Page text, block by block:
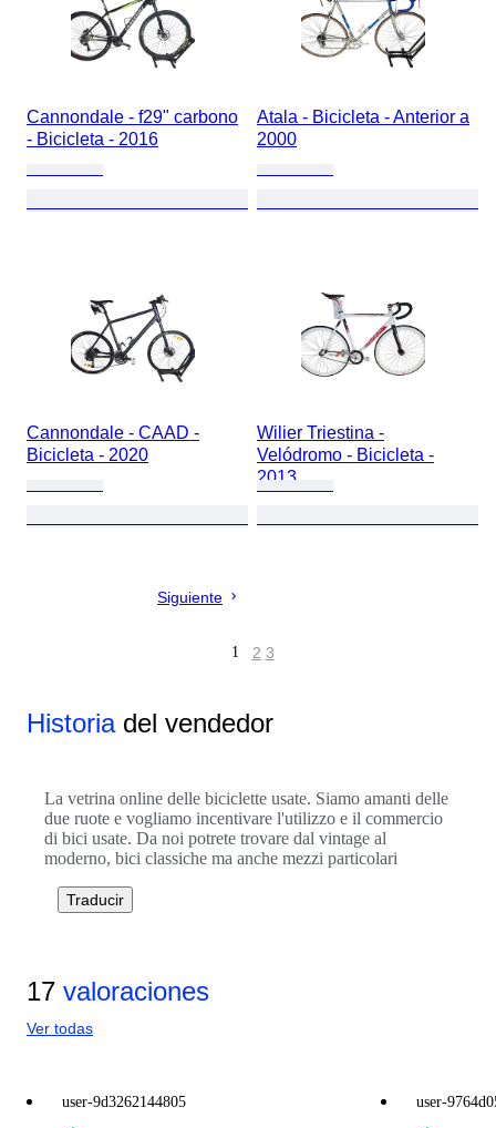
Cannondale - f29" carbono
- Bicicleta - 2016
Atala - Bicicleta - Anterior a
2000
Cannondale - CAAD -
Bicicleta - 2020
Wilier Triestina -
Velódromo - Bicicleta -
2013
Siguiente
1 2 3
Historiadel vendedor
La vetrina online delle biciclette usate. Siamo amanti delle
due ruote e vogliamo incentivare l'utilizzo e il commercio
di bici usate. Da noi potrete trovare dal vintage al
moderno, bici classiche ma anche mezzi particolari
Traducir
17 valoraciones
Ver todas
user-9d3262144805 user-